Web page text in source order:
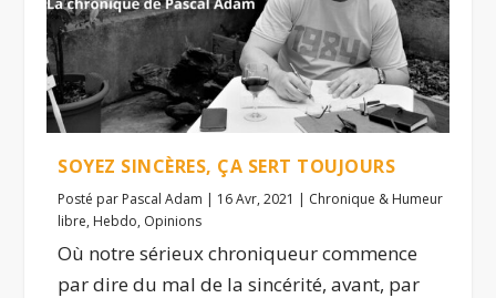
SOYEZ SINCÈRES, ÇA SERT TOUJOURS
Posté par Pascal Adam | 16 Avr, 2021 | Chronique & Humeur
libre, Hebdo, Opinions
Où notre sérieux chroniqueur commence
par dire du mal de la sincérité, avant, par